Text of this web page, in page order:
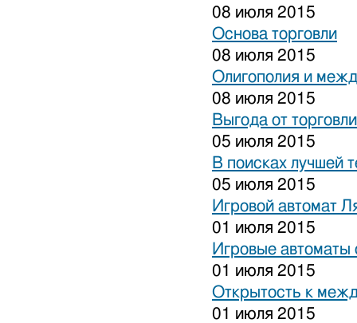
08 июля 2015
Основа торговли
08 июля 2015
Олигополия и
08 июля 2015
Выгода от
05 июля 2015
В поисках лучшей
05 июля 2015
Игровой автомат
01 июля 2015
Игровые автоматы
01 июля 2015
Открытость к
01 июля 2015